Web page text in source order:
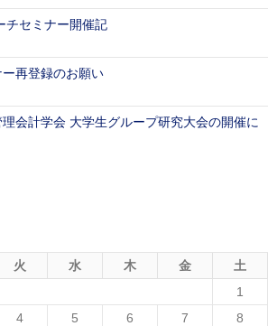
チセミナー開催記
再登録のお願い
会計学会 大学生グループ研究大会の開催に
火 水 木 金
土
1
4 5 6 7
8